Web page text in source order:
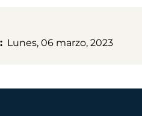
Lunes, 06 marzo, 2023